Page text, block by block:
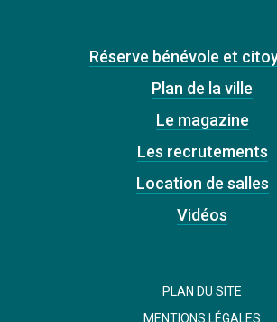
Réserve bénévole et
Plan de la ville
Le magazine
Les recrutements
Location de salles
Vidéos
PLAN DU SITE
MENTIONS LÉGALES